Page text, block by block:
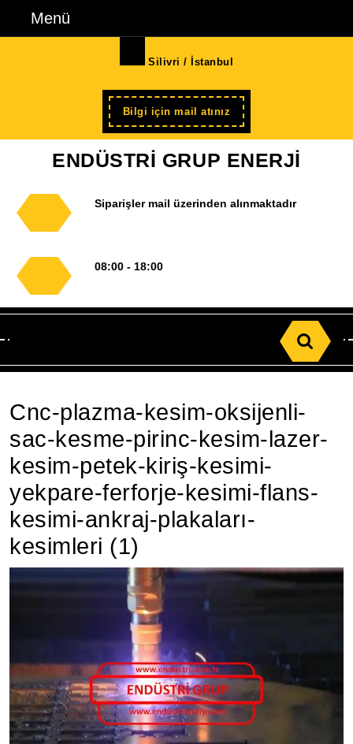
Menü
Silivri / İstanbul
Bilgi için mail atınız Şimdi
kayıt
ENDÜSTRİ GRUP ENERJİ
Siparişler mail üzerinden alınmaktadır
08:00 - 18:00
for:
Cnc-plazma-kesim-oksijenli-
sac-kesme-pirinc-kesim-lazer-
kesim-petek-kiriş-kesimi-
yekpare-ferforje-kesimi-flans-
kesimi-ankraj-plakaları-
kesimleri (1)